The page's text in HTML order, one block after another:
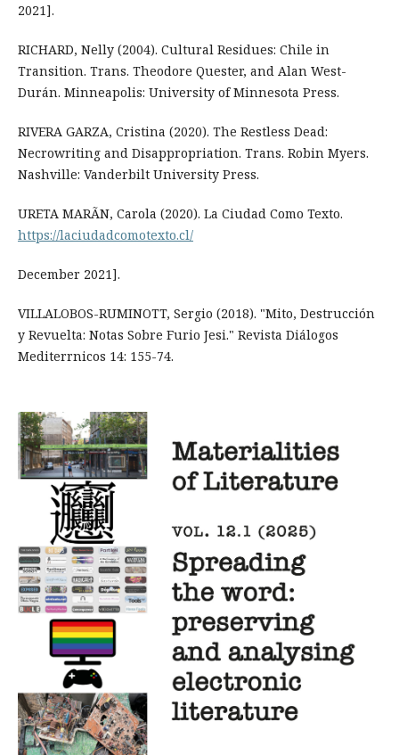
2021].
RICHARD, Nelly (2004). Cultural Residues: Chile in
Transition. Trans. Theodore Quester, and Alan West-
Durán. Minneapolis: University of Minnesota Press.
RIVERA GARZA, Cristina (2020). The Restless Dead:
Necrowriting and Disappropriation. Trans. Robin Myers.
Nashville: Vanderbilt University Press.
URETA MARÃN, Carola (2020). La Ciudad Como Texto.
https://laciudadcomotexto.cl/
December 2021].
VILLALOBOS-RUMINOTT, Sergio (2018). "Mito, Destrucción
y Revuelta: Notas Sobre Furio Jesi." Revista Diálogos
Mediterrnicos 14: 155-74.